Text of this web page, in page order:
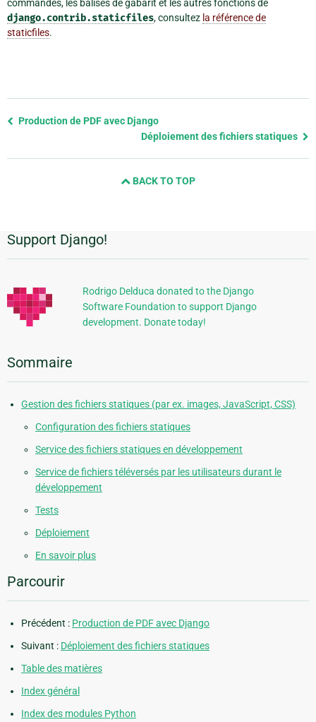
commandes, les balises de gabarit et les autres fonctions de
django.contrib.staticfiles, consultez la référence de
staticfiles.
Previous
Production de PDF avec Django
Déploiement des fichiers statiques
BACK TO TOP
Informations
supplémentaires
Support Django!
Rodrigo Delduca donated to the Django
Software Foundation to support Django
development. Donate today!
Sommaire
Gestion des fichiers statiques (par ex. images, JavaScript, CSS)
Configuration des fichiers statiques
Service des fichiers statiques en développement
Service de fichiers téléversés par les utilisateurs durant le
développement
Tests
Déploiement
En savoir plus
Parcourir
Précédent : Production de PDF avec Django
Suivant : Déploiement des fichiers statiques
Table des matières
Index général
Index des modules Python